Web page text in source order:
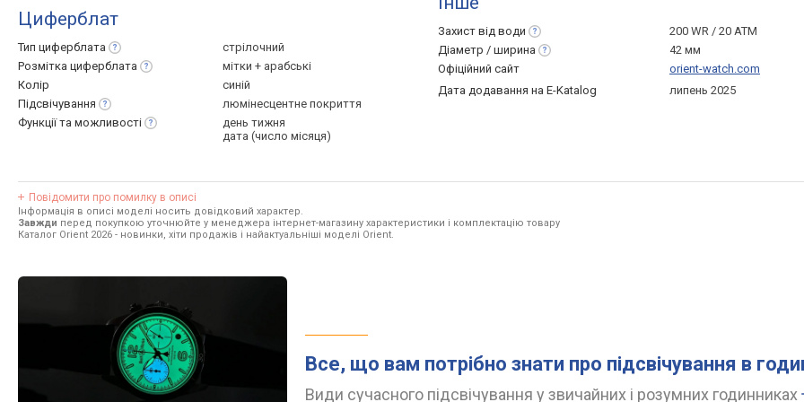
Циферблат
Тип циферблата
стрілочний
Розмітка циферблата
мітки + арабські
Колір
синій
Підсвічування
люмінесцентне покриття
Функції та можливості
день тижня
дата (число місяця)
Захист від води
200 WR / 20 ATM
Діаметр / ширина
42 мм
Офіційний сайт
orient-watch.com
Дата додавання на E-Katalog
липень 2025
Повідомити про помилку в описі
Інформація в описі моделі носить довідковий характер.
Завжди перед покупкою уточнюйте у менеджера інтернет-магазину характеристики і комплектацію товару
Каталог Orient 2026 - новинки, хіти продажів і найактуальніші моделі Orient.
Все, що вам потрібно знати про підсвічування в
Види сучасного підсвічування у звичайних і розумних годинниках